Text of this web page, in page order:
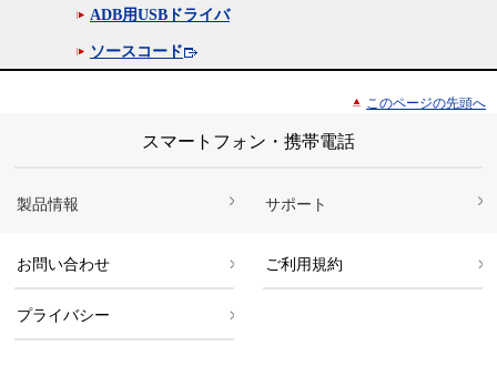
ADB用USBドライバ
ソースコード
このページの先頭へ
スマートフォン・携帯電話
製品情報 サポート
お問い合わせ ご利用規約
プライバシー